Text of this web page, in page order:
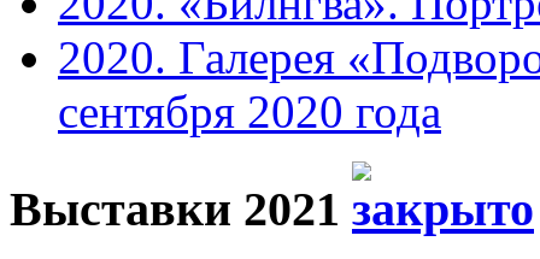
2020. Галерея
сентября 2020 года
Выставки 2021